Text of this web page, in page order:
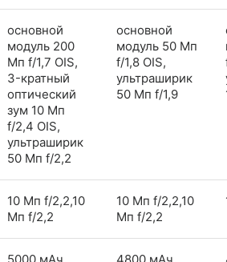
основной
модуль 200
Мп f/1,7 OIS,
3-кратный
оптический
зум 10 Мп
f/2,4 OIS,
ультраширик
50 Мп f/2,2
основной
модуль 50 Мп
f/1,8 OIS,
ультраширик
50 Мп f/1,9
10 Мп f/2,2,10
Мп f/2,2
10 Мп f/2,2,10
Мп f/2,2